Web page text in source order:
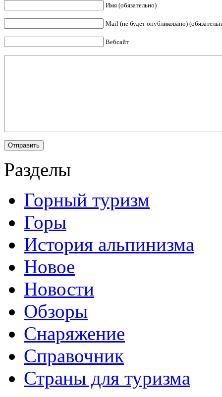
Имя (обязательно)
Mail (не будет опубликовано)
Вебсайт
Разделы
Горный туризм
Горы
История альпинизма
Новое
Новости
Обзоры
Снаряжение
Справочник
Страны для туризма